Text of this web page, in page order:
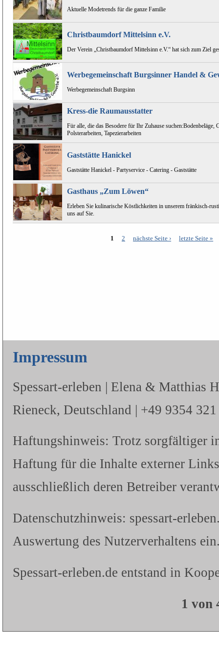
Aktuelle Modetrends für die ganze Familie
Christbaumdorf Mittelsinn e.V.
Der Verein „Christbaumdorf Mittelsinn e.V.“ hat sich zum Ziel
Werbegemeinschaft Burgsinner Handel &
Werbegemeinschaft Burgsinn
Kress-die Raumausstatter
Für alle, die das Besodere für Ihr Zuhause suchen:Bodenbeläge,
Polsterarbeiten, Tapezierarbeiten
Gaststätte Hanickel
Gaststätte Hanickel - Partyservice - Catering - Gaststätte
Gasthaus „Zum Löwen“
Erleben Sie kulinarische Köstlichkeiten in unserem fränkisch-
uns auf Sie.
1 2 nächste Seite › letzte Seite »
Impressum
Spessart-erleben | Elena & Matthias
Rieneck, Deutschland | +49 9354
Haftungshinweis: Trotz sorgfältiger
Haftung für die Inhalte externer
ausschließlich deren Betreiber
Datenschutzhinweis: spessart-
Auswertung des Nutzerverhaltens
Spessart-erleben.de entstand in
1 von